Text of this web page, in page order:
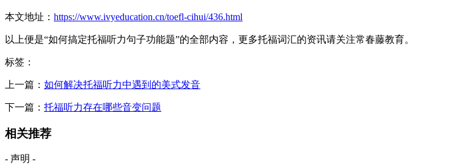
本文地址： https://www.ivyeducation.cn/toefl-cihui/436.html
以上便是“如何搞定托福听力句子功能题”的全部内容，更多托福词汇的资讯请关注常春藤教育。
标签：
上一篇： 如何解决托福听力中遇到的美式发音
下一篇： 托福听力存在哪些音变问题
相关推荐
- 声明 -